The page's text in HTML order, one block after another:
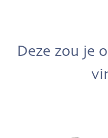
Deze zou je